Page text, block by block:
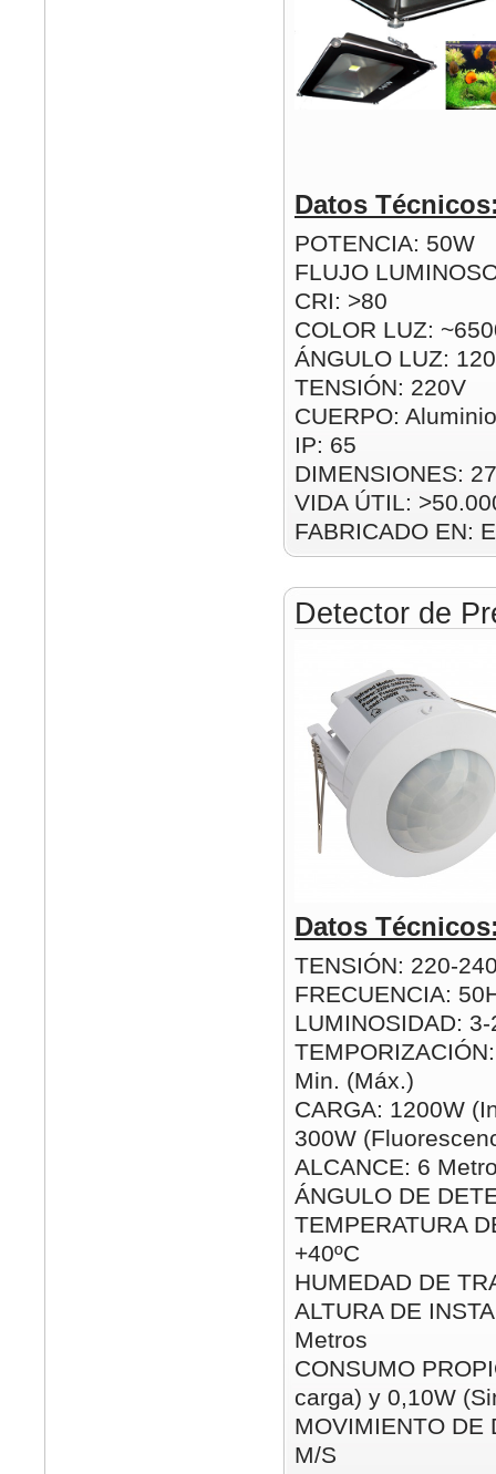
Datos
POTENCIA: 50W
FLUJO
CRI: >80
COLOR LUZ:
ÁNGULO LUZ:
TENSIÓN: 220V
CUERPO: Aluminio
IP: 65
DIMENSIONES:
VIDA ÚTIL:
FABRICADO EN:
Detector de
Datos
TENSIÓN: 220-
FRECUENCIA:
LUMINOSIDAD:
Min. (Máx.)
CARGA: 1200W
300W
ALCANCE: 6
ÁNGULO DE
TEMPERATURA
+40ºC
HUMEDAD DE
ALTURA DE
Metros
CONSUMO
carga) y 0,10W
MOVIMIENTO DE
M/S